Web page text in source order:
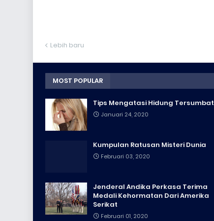
Lebih baru
MOST POPULAR
Tips Mengatasi Hidung Tersumbat
Januari 24, 2020
Kumpulan Ratusan Misteri Dunia
Februari 03, 2020
Jenderal Andika Perkasa Terima
Medali Kehormatan Dari Amerika
Serikat
Februari 01, 2020